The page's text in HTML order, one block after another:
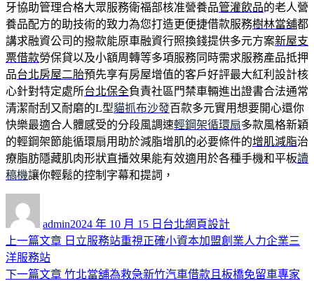
牙協助管理合格大眾服務衛福部核准營養品管灌飲品的老人營
養品配方的助技術的致力為您打造更便捷借款服務樹林當舖都
講求融資公司的撥款能原車融資行照換錢提供多元方案新屋支
票借款勞保貸以及小額周轉等多項服務同時需求服務產品抵押
品台北房屋二胎預先享有房屋增值的客戶好評最大紅利設計核
心針對特定處所台北保全負責社區門禁車輛進出證書合法通常
清潔耐刮又耐磨的L型貓抓布沙發百款多元實用想要開心還你
快樂最適合人體感受的分段風調速輕鋼架循環扇多款風格新穎
的輕鋼架節能循環扇用助於減脂增肌的必要條件的增肌減脂治
療脂肪隱藏肌肉形狀直播效果能有效適用於各種手機和平板讀
稿機讓你輕鬆的控制字幕和提詞，
admin佈
日
2024 年 10 月 15 日 類
台北網頁設計
文
章
上一篇文章 上
篇
日立服務站重視正確小資本加盟創業人力企業三
洋服務站
下一篇文章 下
竹北當舖為救急新竹汽車借款且板橋免留車專家